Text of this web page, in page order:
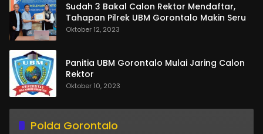
Sudah 3 Bakal Calon Rektor Mendaftar,
Tahapan Pilrek UBM Gorontalo Makin Seru
Oktober 12, 2023
Panitia UBM Gorontalo Mulai Jaring Calon
Rektor
Oktober 10, 2023
Polda Gorontalo